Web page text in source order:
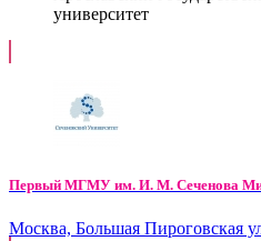
университет
Первый МГМУ им. И. М. Сеченова
Москва, Большая Пироговская